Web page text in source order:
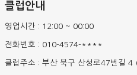
클럽안내
영업시간 : 12:00 ~ 00:00
전화번호 : 010-4574-****
클럽주소 : 부산 북구 산성로47번길 4